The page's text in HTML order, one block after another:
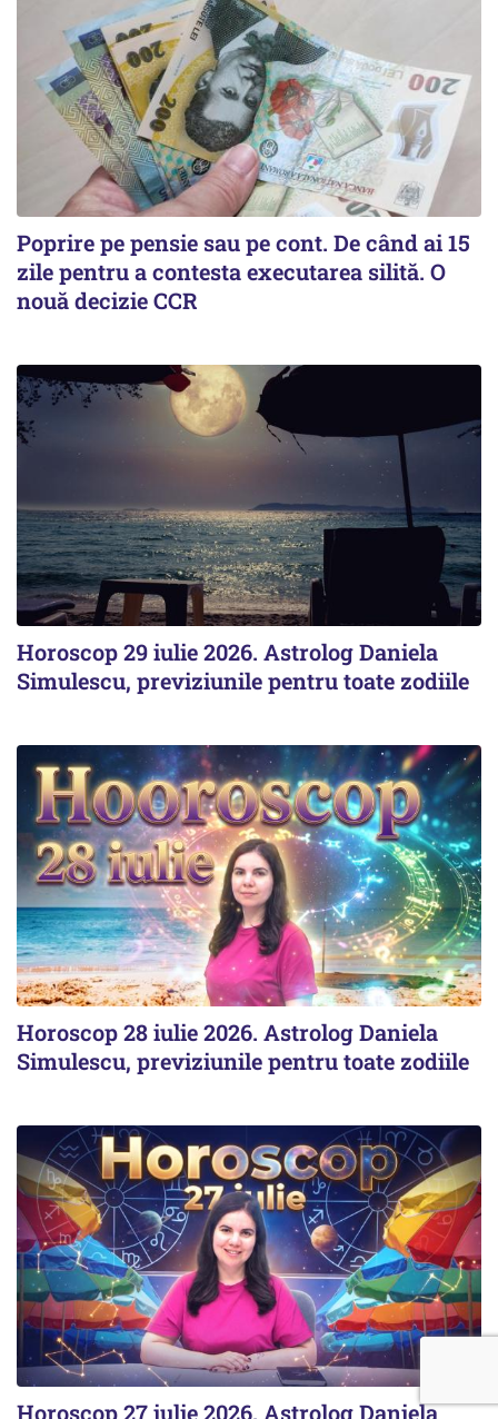
Poprire pe pensie sau pe cont. De când ai 15
zile pentru a contesta executarea silită. O
nouă decizie CCR
Horoscop 29 iulie 2026. Astrolog Daniela
Simulescu, previziunile pentru toate zodiile
Horoscop 28 iulie 2026. Astrolog Daniela
Simulescu, previziunile pentru toate zodiile
Horoscop 27 iulie 2026. Astrolog Daniela